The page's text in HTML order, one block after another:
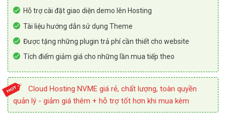
Hỗ trợ cài đặt giao diện demo lên Hosting
Tài liệu hướng dẫn sử dụng Theme
Được tặng những plugin trả phí cần thiết cho website
Tích điểm giảm giá cho những lần mua tiếp theo
Cloud Hosting NVME giá rẻ, chất lượng, toàn quyền
quản lý - giảm giá thêm + hỗ trợ tốt hơn khi mua kèm